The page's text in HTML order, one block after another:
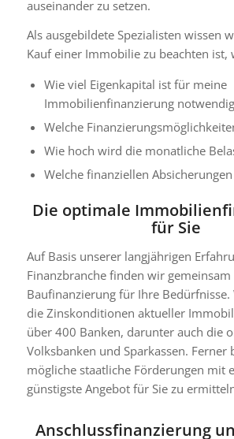
auseinander zu setzen.
Als ausgebildete Spezialisten wissen
Kauf einer Immobilie zu beachten ist,
Wie viel Eigenkapital ist für meine
Immobilienfinanzierung
Welche
Wie hoch wird die monatliche
Welche finanziellen
Die optimale
für Sie
Auf Basis unserer langjährigen
Finanzbranche finden wir
Baufinanzierung für Ihre Bedürfnisse.
die Zinskonditionen aktueller
über 400 Banken, darunter auch die
Volksbanken und Sparkassen. Ferner
mögliche staatliche Förderungen mit
günstigste Angebot für Sie zu
Anschlussfinanzierung